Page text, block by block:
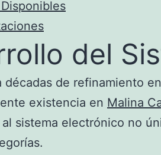
del
de refinamiento
existencia en Malina
sistema electrónico no